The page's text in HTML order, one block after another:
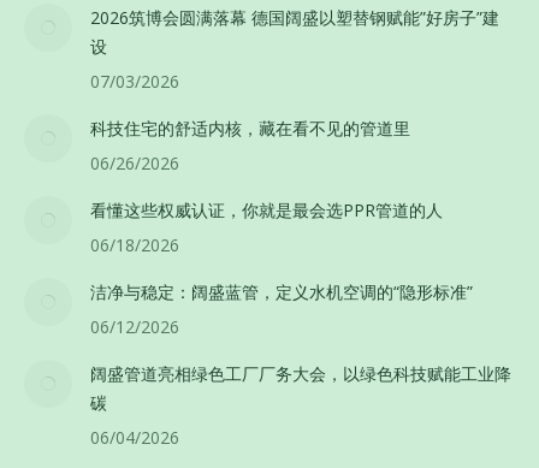
2026筑博会圆满落幕 德国阔盛以塑替钢赋能”好房子”建
设
07/03/2026
科技住宅的舒适内核，藏在看不见的管道里
06/26/2026
看懂这些权威认证，你就是最会选PPR管道的人
06/18/2026
洁净与稳定：阔盛蓝管，定义水机空调的“隐形标准”
06/12/2026
阔盛管道亮相绿色工厂厂务大会，以绿色科技赋能工业降
碳
06/04/2026